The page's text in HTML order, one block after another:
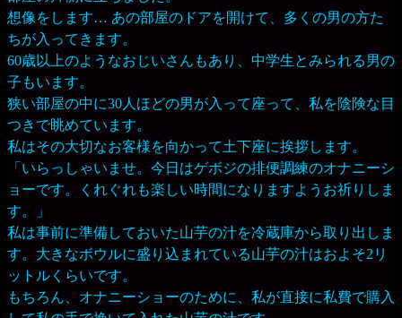
想像をします… あの部屋のドアを開けて、多くの男の方た
ちが入ってきます。
60歳以上のようなおじいさんもあり、中学生とみられる男の
子もいます。
狭い部屋の中に30人ほどの男が入って座って、私を陰険な目
つきで眺めています。
私はその大切なお客様を向かって土下座に挨拶します。
「いらっしゃいませ。今日はゲボジの排便調練のオナニーシ
ョーです。くれぐれも楽しい時間になりますようお祈りしま
す。」
私は事前に準備しておいた山芋の汁を冷蔵庫から取り出しま
す。大きなボウルに盛り込まれている山芋の汁はおよそ2リ
ットルくらいです。
もちろん、オナニーショーのために、私が直接に私費で購入